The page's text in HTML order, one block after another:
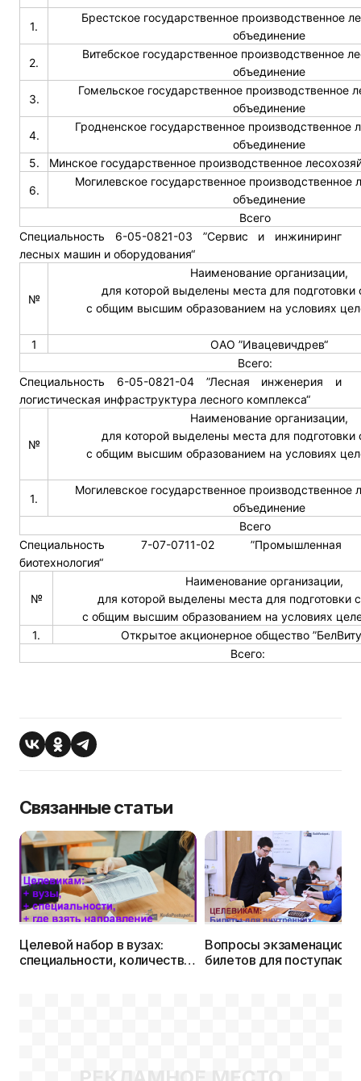
1.
Брестское государственное производственное
объединение
2.
Витебское государственное производственное
объединение
3.
Гомельское государственное производственное
объединение
4.
Гродненское государственное производственное
объединение
5.
Минское государственное производственное
6.
Могилевское государственное производственное
объединение
Всего
Специальность 6-05-0821-03 ”Сервис и инжиниринг
лесных машин и оборудования“
№
Наименование организации,
для которой выделены места для подготовки
с общим высшим образованием на условиях
1
ОАО ”Ивацевичдрев“
Всего:
Специальность 6-05-0821-04 ”Лесная инженерия и
логистическая инфраструктура лесного комплекса“
№
Наименование организации,
для которой выделены места для подготовки
с общим высшим образованием на условиях
1.
Могилевское государственное производственное
объединение
Всего
Специальность 7-07-0711-02 ”Промышленная
биотехнология“
№
Наименование организации,
для которой выделены места для подготовки
с общим высшим образованием на условиях
1.
Открытое акционерное общество
Всего:
Связанные статьи
Целевой набор в вузах:
специальности, количество
Вопросы
билетов для